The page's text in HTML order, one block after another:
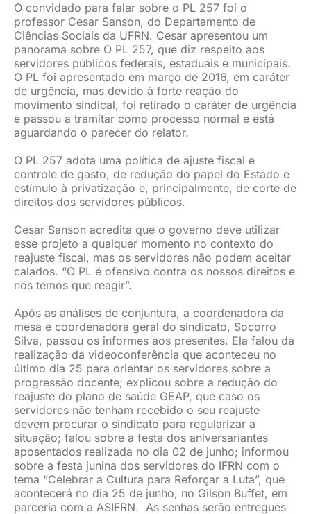
O convidado para falar sobre o PL 257 foi o
professor Cesar Sanson, do Departamento de
Ciências Sociais da UFRN. Cesar apresentou um
panorama sobre O PL 257, que diz respeito aos
servidores públicos federais, estaduais e municipais.
O PL foi apresentado em março de 2016, em caráter
de urgência, mas devido à forte reação do
movimento sindical, foi retirado o caráter de urgência
e passou a tramitar como processo normal e está
aguardando o parecer do relator.
O PL 257 adota uma política de ajuste fiscal e
controle de gasto, de redução do papel do Estado e
estímulo à privatização e, principalmente, de corte de
direitos dos servidores públicos.
Cesar Sanson acredita que o governo deve utilizar
esse projeto a qualquer momento no contexto do
reajuste fiscal, mas os servidores não podem aceitar
calados. “O PL é ofensivo contra os nossos direitos e
nós temos que reagir”.
Após as análises de conjuntura, a coordenadora da
mesa e coordenadora geral do sindicato, Socorro
Silva, passou os informes aos presentes. Ela falou da
realização da videoconferência que aconteceu no
último dia 25 para orientar os servidores sobre a
progressão docente; explicou sobre a redução do
reajuste do plano de saúde GEAP, que caso os
servidores não tenham recebido o seu reajuste
devem procurar o sindicato para regularizar a
situação; falou sobre a festa dos aniversariantes
aposentados realizada no dia 02 de junho; informou
sobre a festa junina dos servidores do IFRN com o
tema “Celebrar a Cultura para Reforçar a Luta”, que
acontecerá no dia 25 de junho, no Gilson Buffet, em
parceria com a ASIFRN. As senhas serão entregues